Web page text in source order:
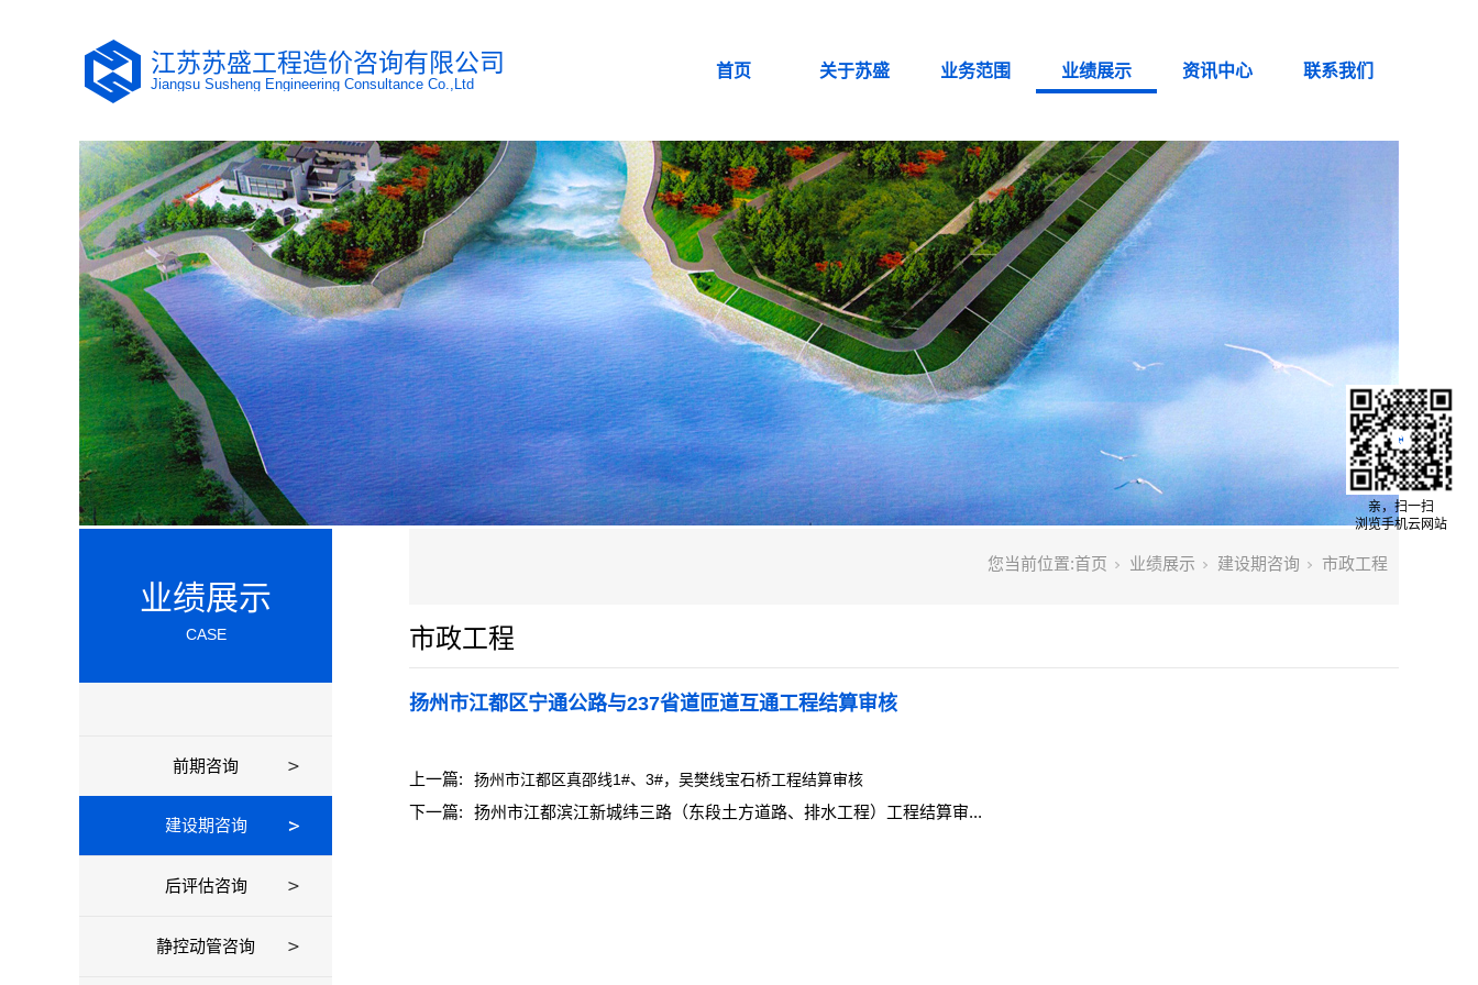
江苏苏盛工程造价咨询有限公司
Jiangsu Susheng Engineering Consultance Co.,Ltd
首页 关于苏盛 业务范围 业绩展示 资讯中心 联系我们
业绩展示
CASE
前期咨询
建设期咨询
后评估咨询
静控动管咨询
您当前位置:首页 业绩展示 建设期咨询 市政工程
市政工程
扬州市江都区宁通公路与237省道匝道互通工程结算审核
上一篇: 扬州市江都区真邵线1#、3#，吴樊线宝石桥工程结算审核
下一篇: 扬州市江都滨江新城纬三路（东段土方道路、排水工程）工程结算审...
亲，扫一扫
浏览手机云网站